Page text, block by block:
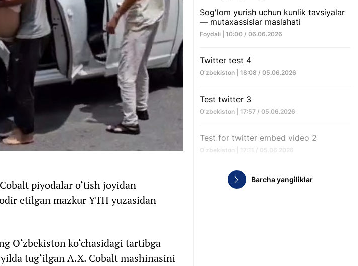
piyodalar o‘tish joyidan
etilgan mazkur YTH yuzasidan
O‘zbekiston ko‘chasidagi tartibga
tug‘ilgan A.X. Cobalt mashinasini
Sog'lom yurish uchun kunlik tavsiyalar
— mutaxassislar maslahati
Foydali | 10:00 / 06.06.2026
Twitter test 4
O‘zbekiston | 18:08 / 05.06.2026
Test twitter 3
O‘zbekiston | 17:57 / 05.06.2026
Test for twitter embed video 2
O‘zbekiston | 17:11 / 05.06.2026
Barcha yangiliklar